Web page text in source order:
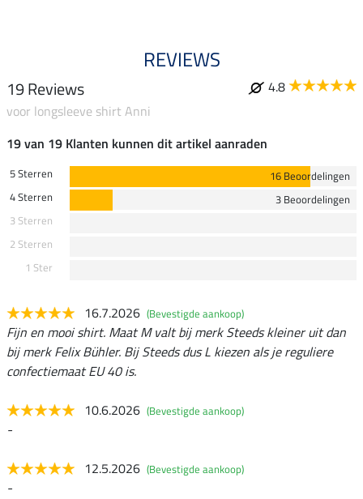
REVIEWS
19 Reviews
4.8
voor longsleeve shirt Anni
19 van 19 Klanten kunnen dit artikel aanraden
5 Sterren
16 Beoordelingen
4 Sterren
3 Beoordelingen
3 Sterren
2 Sterren
1 Ster
16.7.2026 (Bevestigde aankoop)
Fijn en mooi shirt. Maat M valt bij merk Steeds kleiner uit dan
bij merk Felix Bühler. Bij Steeds dus L kiezen als je reguliere
confectiemaat EU 40 is.
10.6.2026 (Bevestigde aankoop)
-
12.5.2026 (Bevestigde aankoop)
-